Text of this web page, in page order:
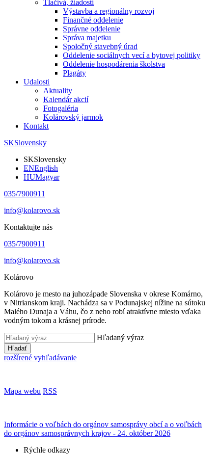
Tlačivá, žiadosti
Výstavba a regionálny rozvoj
Finančné oddelenie
Správne oddelenie
Správa majetku
Spoločný stavebný úrad
Oddelenie sociálnych vecí a bytovej politiky
Oddelenie hospodárenia školstva
Plagáty
Udalosti
Aktuality
Kalendár akcií
Fotogaléria
Kolárovský jarmok
Kontakt
SKSlovensky
SKSlovensky
ENEnglish
HUMagyar
035/7900911
info@kolarovo.sk
Kontaktujte nás
035/7900911
info@kolarovo.sk
Kolárovo
Kolárovo je mesto na juhozápade Slovenska v okrese Komárno,
v Nitrianskom kraji. Nachádza sa v Podunajskej nížine na sútoku
Malého Dunaja a Váhu, čo z neho robí atraktívne miesto vďaka
vodným tokom a krásnej prírode.
Hľadaný výraz
Hľadať
rozšírené vyhľadávanie
Mapa webu RSS
Informácie o voľbách do orgánov samosprávy obcí a o voľbách
do orgánov samosprávnych krajov - 24. október 2026
Rýchle odkazy